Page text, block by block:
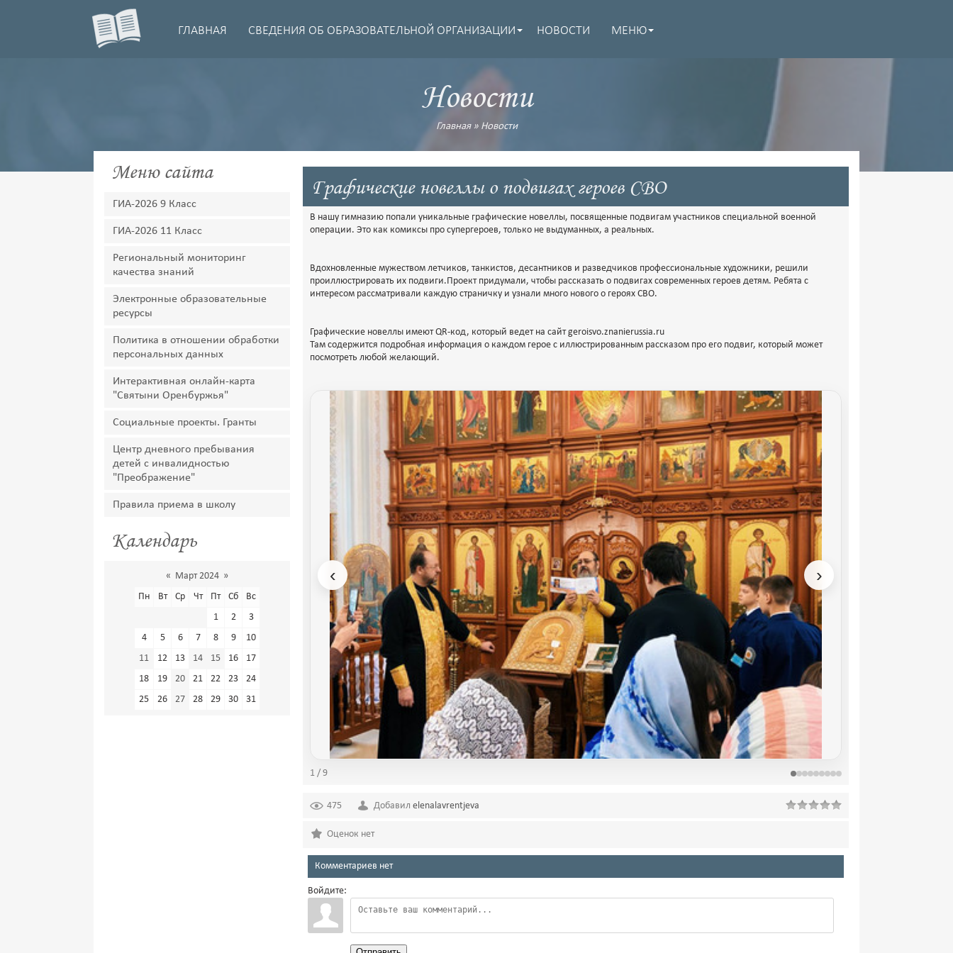
ГЛАВНАЯ СВЕДЕНИЯ ОБ ОБРАЗОВАТЕЛЬНОЙ ОРГАНИЗАЦИИ НОВОСТИ МЕНЮ
Новости
Главная» Новости
Меню сайта
ГИА-2026 9 Класс
ГИА-2026 11 Класс
Региональный мониторинг
качества знаний
Электронные образовательные
ресурсы
Политика в отношении обработки
персональных данных
Интерактивная онлайн-карта
"Святыни Оренбуржья"
Социальные проекты. Гранты
Центр дневного пребывания
детей с инвалидностью
"Преображение"
Правила приема в школу
Календарь
« Март 2024 »
Пн
Вт Ср Чт Пт Сб
Вс
1
2
3
4
5 6 7 8 9
10
11
12 13 14 15 16
17
18
19 20 21 22 23
24
25
26 27 28 29 30 31
Графические новеллы о подвигах героев СВО
В нашу гимназию попали уникальные графические новеллы, посвященные подвигам участников специальной военной
операции. Это как комиксы про супергероев, только не выдуманных, а реальных.
Вдохновленные мужеством летчиков, танкистов, десантников и разведчиков профессиональные художники, решили
проиллюстрировать их подвиги.Проект придумали, чтобы рассказать о подвигах современных героев детям. Ребята с
интересом рассматривали каждую страничку и узнали много нового о героях СВО.
Графические новеллы имеют QR-код, который ведет на сайт geroisvo.znanierussia.ru
Там содержится подробная информация о каждом герое с иллюстрированным рассказом про его подвиг, который может
посмотреть любой желающий.
‹ ›
1 / 9
475 Добавил elenalavrentjeva
Оценок нет
Комментариев нет
Войдите: